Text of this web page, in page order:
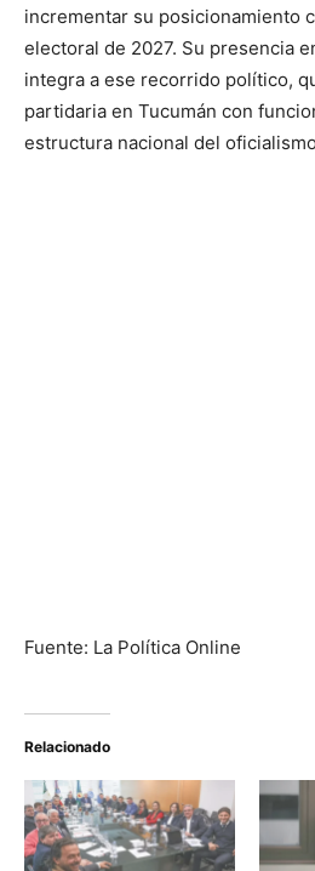
incrementar su posicionamiento
electoral de 2027. Su presencia
integra a ese recorrido político,
partidaria en Tucumán con
estructura nacional del
Fuente: La Política Online
Relacionado